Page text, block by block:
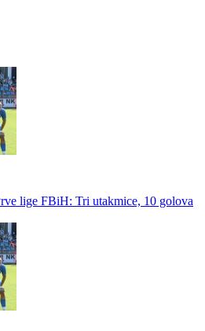
lige FBiH: Tri utakmice, 10 golova